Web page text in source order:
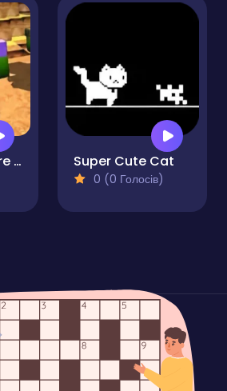
Block Adventure Craft Super Cute Cat
0 (0 Голосів)